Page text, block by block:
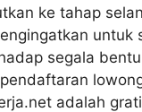
ke tahap
untuk
segala
adalah